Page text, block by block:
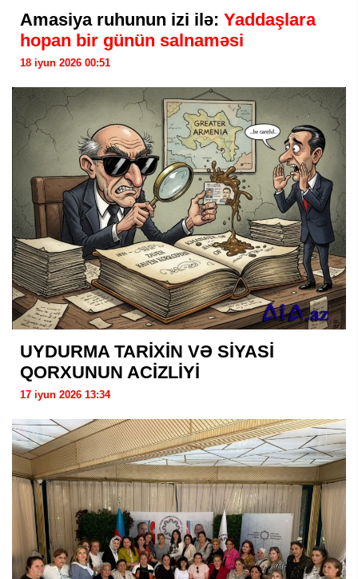
Amasiya ruhunun izi ilə: Yaddaşlara
hopan bir günün salnaməsi
18 iyun 2026 00:51
UYDURMA TARİXİN VƏ SİYASİ
QORXUNUN ACİZLİYİ
17 iyun 2026 13:34